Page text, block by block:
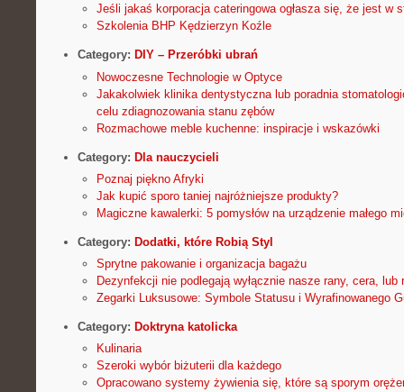
Jeśli jakaś korporacja cateringowa ogłasza się, że jest w
Szkolenia BHP Kędzierzyn Koźle
Category: DIY – Przeróbki ubrań
Nowoczesne Technologie w Optyce
Jakakolwiek klinika dentystyczna lub poradnia
celu zdiagnozowania stanu zębów
Rozmachowe meble kuchenne: inspiracje i wskazówki
Category: Dla nauczycieli
Poznaj piękno Afryki
Jak kupić sporo taniej najróżniejsze produkty?
Magiczne kawalerki: 5 pomysłów na urządzenie małego
Category: Dodatki, które Robią Styl
Sprytne pakowanie i organizacja bagażu
Dezynfekcji nie podlegają wyłącznie nasze rany, cera, lub
Zegarki Luksusowe: Symbole Statusu i Wyrafinowanego
Category: Doktryna katolicka
Kulinaria
Szeroki wybór biżuterii dla każdego
Opracowano systemy żywienia się, które są sporym